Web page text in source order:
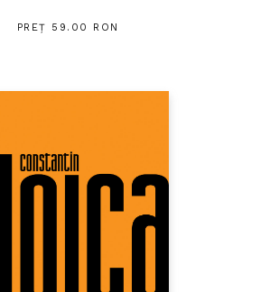
PREȚ 59.00 RON